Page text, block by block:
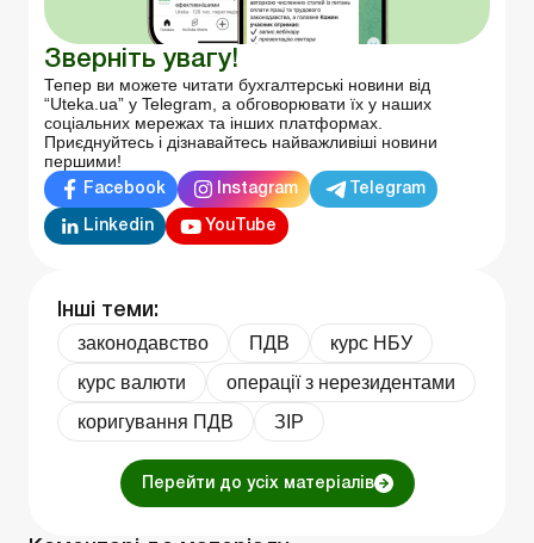
Зверніть увагу!
Тепер ви можете читати бухгалтерські новини від
“Uteka.ua” у Telegram, а обговорювати їх у наших
соціальних мережах та інших платформах.
Приєднуйтесь і дізнавайтесь найважливіші новини
першими!
Facebook Instagram Telegram
Linkedin YouTube
Інші теми:
законодавство ПДВ
курс НБУ
курс валюти
операції з нерезидентами
коригування ПДВ
ЗІР
Перейти до усіх матеріалів